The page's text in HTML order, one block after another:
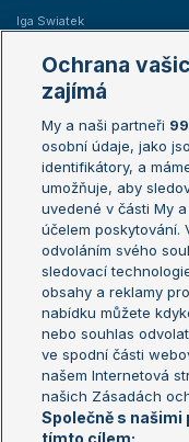
Iga Swiatek
Žebříčky
Žebříček ATP (muži)
Žebříček WTA (ženy)
Sázkařský žebříček
Aktualní trendy
Fotbalové přestupy
Livesport Daily
LS Prague Open
Ochrana
zajímá
My a naši partneři
osobní údaje, jako
identifikátory, a
umožňuje, aby
uvedené v části My
účelem poskytování.
odvoláním svého
sledovací
obsahy a reklamy
nabídku můžete
nebo souhlas
ve spodní části
našem Internetová
našich Zásadách
Společně s
tímto cílem: